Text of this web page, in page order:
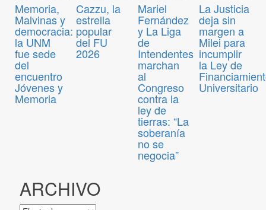
Memoria,
Malvinas y
democracia:
la UNM
fue sede
del
encuentro
Jóvenes y
Memoria
Cazzu, la
estrella
popular
del FU
2026
Mariel
Fernández
y La Liga
de
Intendentes
marchan
al
Congreso
contra la
ley de
tierras: “La
soberanía
no se
negocia”
La Justicia
deja sin
margen a
Milei para
incumplir
la Ley de
Universitario
ARCHIVO